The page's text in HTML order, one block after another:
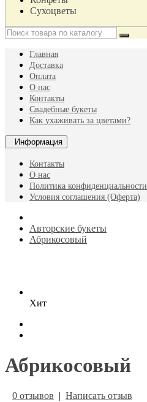
Сухоцветы
Главная
Доставка
Оплата
О нас
Контакты
Свадебные букеты
Как ухаживать за цветами?
Информация
Контакты
О нас
Политика конфиденциальности
Условия соглашения (Оферта)
Авторские букеты
Абрикосовый
Хит
Абрикосовый
0 отзывов | Написать отзыв